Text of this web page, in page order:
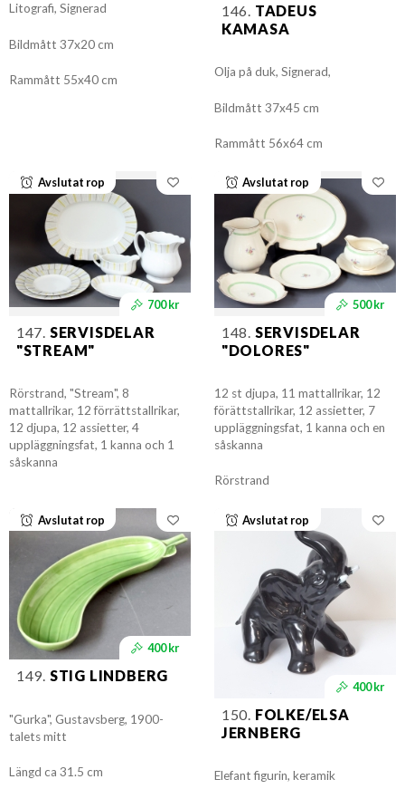
Litografi, Signerad
Bildmått 37x20 cm
Rammått 55x40 cm
146. TADEUS
KAMASA
Olja på duk, Signerad,
Bildmått 37x45 cm
Rammått 56x64 cm
Avslutat rop
700 kr
147. SERVISDELAR
"STREAM"
Rörstrand, "Stream", 8
mattallrikar, 12 förrättstallrikar,
12 djupa, 12 assietter, 4
uppläggningsfat, 1 kanna och 1
såskanna
Avslutat rop
500 kr
148. SERVISDELAR
"DOLORES"
12 st djupa, 11 mattallrikar, 12
förättstallrikar, 12 assietter, 7
uppläggningsfat, 1 kanna och en
såskanna
Rörstrand
Avslutat rop
400 kr
149. STIG LINDBERG
"Gurka", Gustavsberg, 1900-
talets mitt
Längd ca 31.5 cm
Avslutat rop
400 kr
150. FOLKE/ELSA
JERNBERG
Elefant figurin, keramik